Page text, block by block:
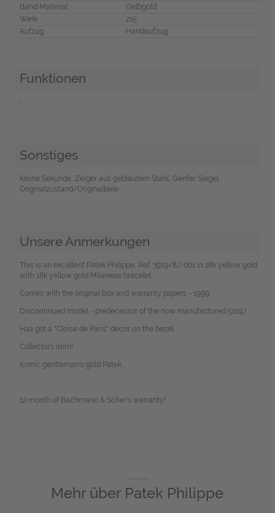
Band Material
Gelbgold
Werk
215
Aufzug
Handaufzug
Funktionen
-
Sonstiges
kleine Sekunde, Zeiger aus gebläutem Stahl, Genfer Siegel,
Originalzustand/Originalteile
Unsere Anmerkungen
This is an excellent Patek Philippe, Ref. 3919/8J-001 in 18k yellow gold
with 18k yellow gold Milanese bracelet.
Comes with the original box and warranty papers - 1999.
Discontinued model - predecessor of the now manufactured 5119J.
Has got a "Cloise de Paris" decor on the bezel.
Collectors item!
Iconic gentleman's gold Patek.
12 month of Bachmann & Scher's warranty!
Mehr über Patek Philippe